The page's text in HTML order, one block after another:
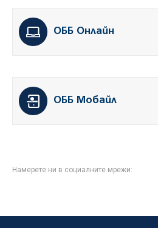
ОББ Онлайн
ОББ Мобайл
Намерете ни в социалните мрежи: